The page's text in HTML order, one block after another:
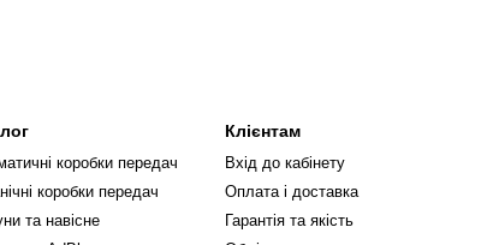
коробки передач
коробки передач
та навісне
Клієнтам
Вхід до кабінету
Оплата і доставка
Гарантія та якість